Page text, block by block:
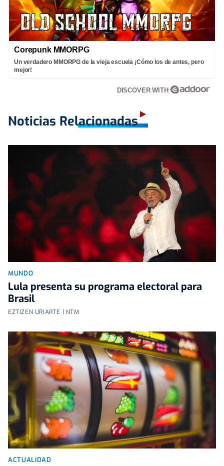
Corepunk MMORPG
Un verdadero MMORPG de la vieja escuela ¡Cómo los de antes, pero
mejor!
DISCOVER WITH
Noticias Relacionadas
MUNDO
Lula presenta su programa electoral para
Brasil
EZTIZEN URIARTE | NTM
ACTUALIDAD